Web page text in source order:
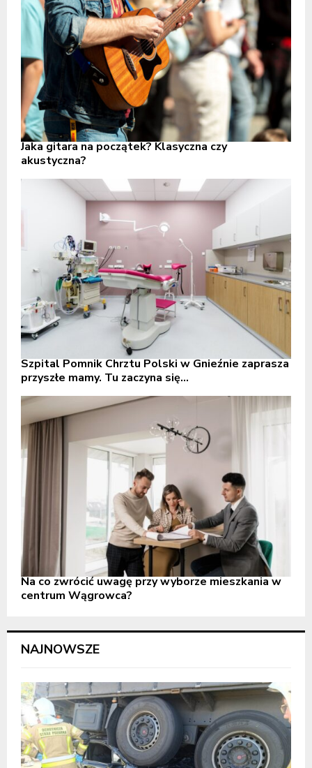
Jaka gitara na początek? Klasyczna czy
akustyczna?
Szpital Pomnik Chrztu Polski w Gnieźnie zaprasza
przyszłe mamy. Tu zaczyna się...
Na co zwrócić uwagę przy wyborze mieszkania w
centrum Wągrowca?
NAJNOWSZE